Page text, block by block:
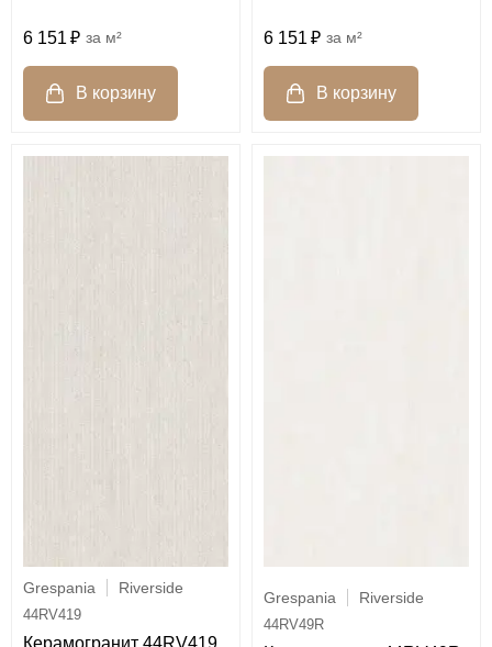
6 151 м² 6 151 м²
Grespania Riverside
44RV419
Керамогранит 44RV419
Grespania Riverside
44RV49R